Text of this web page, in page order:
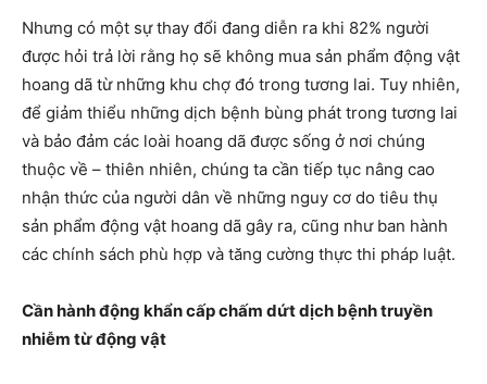
Nhưng có một sự thay đổi đang diễn ra khi 82% người
được hỏi trả lời rằng họ sẽ không mua sản phẩm động vật
hoang dã từ những khu chợ đó trong tương lai. Tuy nhiên,
để giảm thiểu những dịch bệnh bùng phát trong tương lai
và bảo đảm các loài hoang dã được sống ở nơi chúng
thuộc về – thiên nhiên, chúng ta cần tiếp tục nâng cao
nhận thức của người dân về những nguy cơ do tiêu thụ
sản phẩm động vật hoang dã gây ra, cũng như ban hành
các chính sách phù hợp và tăng cường thực thi pháp luật.
Cần hành động khẩn cấp chấm dứt dịch bệnh truyền
nhiễm từ động vật